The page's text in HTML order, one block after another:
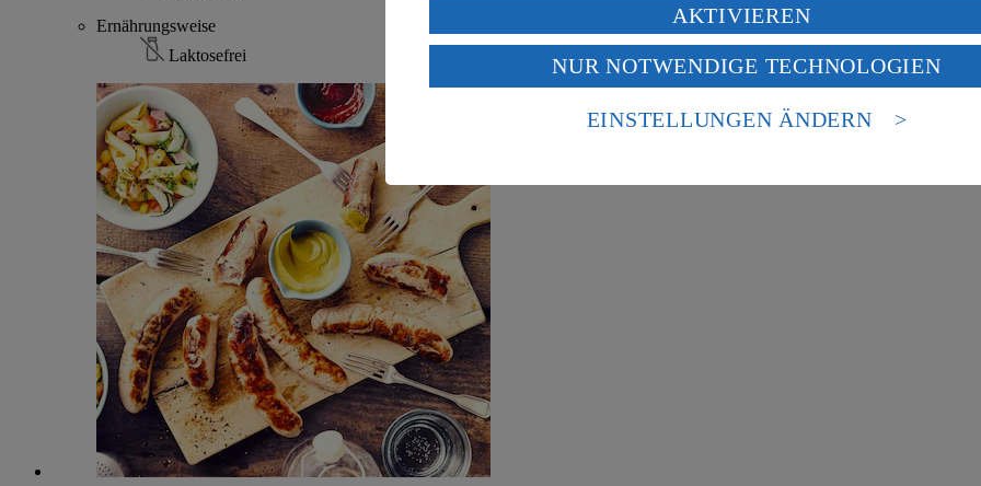
Ernährungsweise
Laktosefrei
Verarbeitung deiner personenbezogenen Daten in den USA durch Facebook und
Wenn du auf „Aktivieren“ klickst, willigst du im Sinne des Art. 49 Abs. 1 Satz 1 lit.
ein, dass deine Daten in den USA verarbeitet werden. Der EuGH sieht die USA als
einem nach europäischen Standards nicht angemessenen Datenschutzniveau an. Es
Risiko eines Zugriffs durch US-amerikanische Behörden.
AKTIVIEREN
NUR NOTWENDIGE TECHNOLOGIEN
EINSTELLUNGEN ÄNDERN